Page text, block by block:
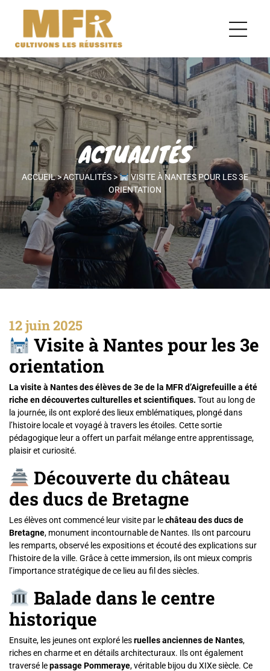
ACTUALITÉS
ACCUEIL>ACTUALITÉS >
VISITE À NANTES POUR LES 3E
ORIENTATION
12 juin 2025
Visite à Nantes pour les 3e
orientation
La visite à Nantes des élèves de 3e de la MFR d’Aigrefeuille a été
riche en découvertes culturelles et scientifiques. Tout au long de
la journée, ils ont exploré des lieux emblématiques, plongé dans
l’histoire locale et voyagé à travers les étoiles. Cette sortie
pédagogique leur a offert un parfait mélange entre apprentissage,
plaisir et curiosité.
Découverte du château
des ducs de Bretagne
Les élèves ont commencé leur visite par lechâteau des ducs de
Bretagne, monument incontournable de Nantes. Ils ont parcouru
les remparts, observé les expositions et écouté des explications sur
l’histoire de la ville. Grâce à cette immersion, ils ont mieux compris
l’importance stratégique de ce lieu au fil des siècles.
Balade dans le centre
historique
Ensuite, les jeunes ont exploré lesruelles anciennes de Nantes,
riches en charme et en détails architecturaux. Ils ont également
traversé lepassage Pommeraye, véritable bijou du XIXe siècle. Ce